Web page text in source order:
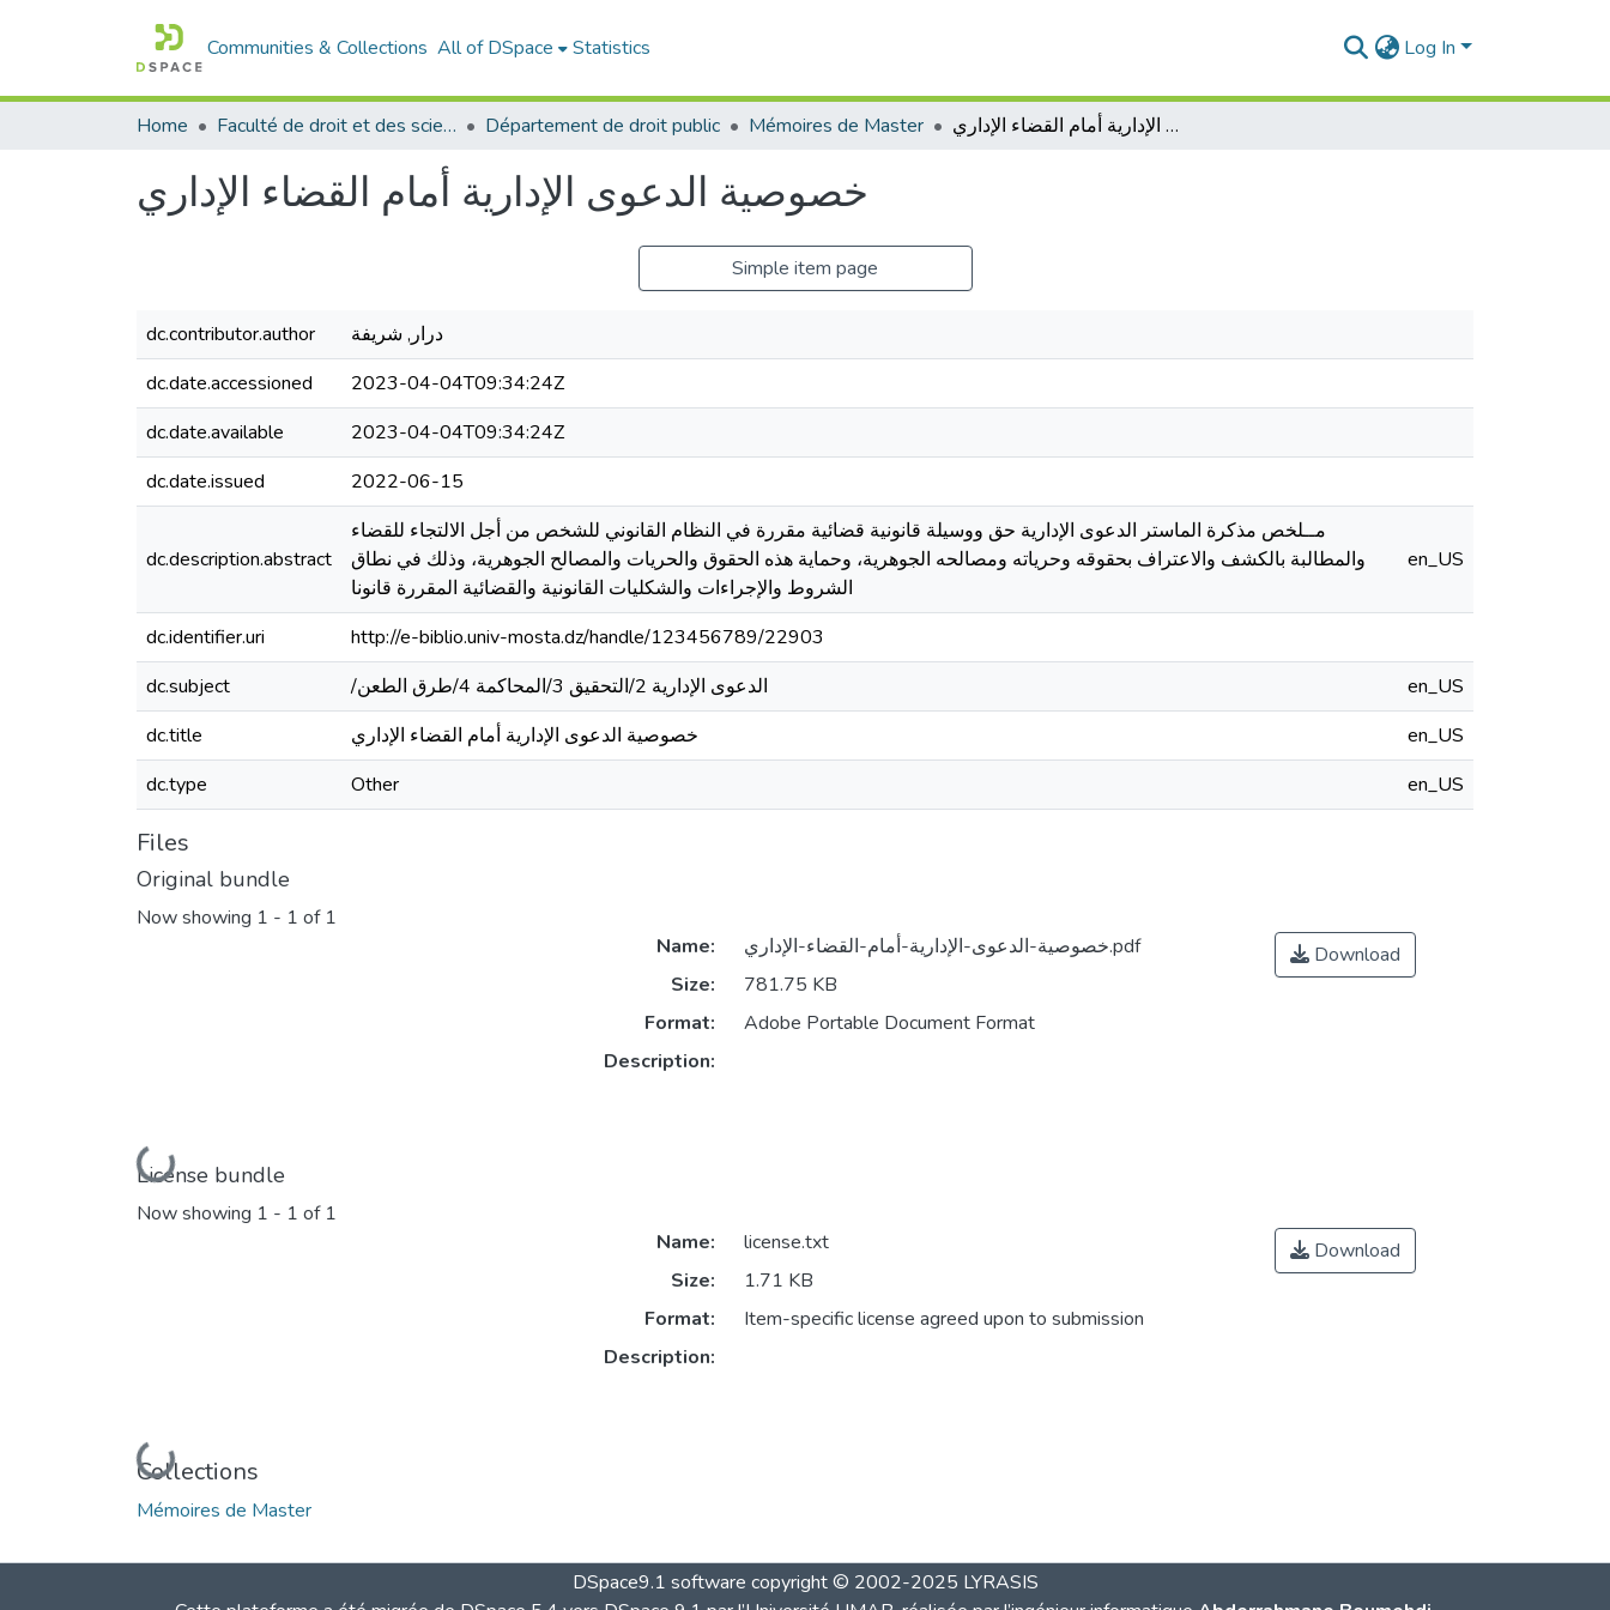
Communities & Collections All of DSpace Statistics Log In
Home Faculté de droit et des sciences politiques Département de droit public Mémoires de Master خصوصية الدعوى الإدارية أمام القضاء الإداري
خصوصية الدعوى الإدارية أمام القضاء الإداري
Simple item page
dc.contributor.author
درار, شريفة
dc.date.accessioned
2023-04-04T09:34:24Z
dc.date.available
2023-04-04T09:34:24Z
dc.date.issued
2022-06-15
dc.description.abstract
مــلخص مذكرة الماستر الدعوى الإدارية حق ووسيلة قانونية قضائية مقررة في النظام القانوني للشخص من أجل الالتجاء للقضاء
والمطالبة بالكشف والاعتراف بحقوقه وحرياته ومصالحه الجوهرية، وحماية هذه الحقوق والحريات والمصالح الجوهرية، وذلك في نطاق
الشروط والإجراءات والشكليات القانونية والقضائية المقررة قانونا
en_US
dc.identifier.uri
http://e-biblio.univ-mosta.dz/handle/123456789/22903
dc.subject
/الدعوى الإدارية 2/التحقيق 3/المحاكمة 4/طرق الطعن
en_US
dc.title
خصوصية الدعوى الإدارية أمام القضاء الإداري
en_US
dc.type
Other en_US
Files
Original bundle
Now showing 1 - 1 of 1
Loading...
Name:
خصوصية-الدعوى-الإدارية-أمام-القضاء-الإداري.pdf
Size:
781.75 KB
Format:
Adobe Portable Document Format
Description:
Download
License bundle
Now showing 1 - 1 of 1
Loading...
Name:
license.txt
Size:
1.71 KB
Format:
Item-specific license agreed upon to submission
Description:
Download
Collections
Mémoires de Master
DSpace9.1 software copyright © 2002-2025 LYRASIS